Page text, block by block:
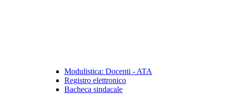
Modulistica: Docenti - ATA
Registro elettronico
Bacheca sindacale